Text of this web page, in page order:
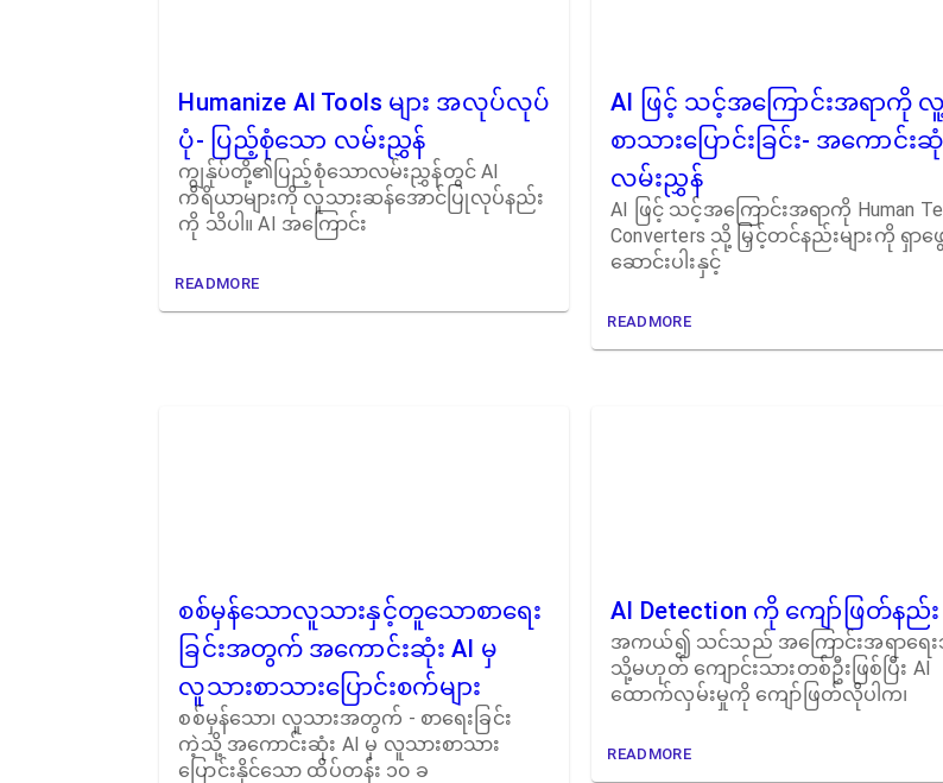
Humanize AI Tools များ အလုပ်လုပ်
ပုံ- ပြည့်စုံသော လမ်းညွှန်
ကျွန်ုပ်တို့၏ပြည့်စုံသောလမ်းညွှန်တွင် AI
ကိရိယာများကို လူသားဆန်အောင်ပြုလုပ်နည်း
ကို သိပါ။ AI အကြောင်း
READMORE
AI ဖြင့် သင့်အကြောင်းအရာကို လူ့
စာသားပြောင်းခြင်း- အကောင်းဆုံ
လမ်းညွှန်
AI ဖြင့် သင့်အကြောင်းအရာကို Human
Converters သို့ မြှင့်တင်နည်းများကို ရှာဖွေ
ဆောင်းပါးနှင့်
READMORE
စစ်မှန်သောလူသားနှင့်တူသောစာရေး
ခြင်းအတွက် အကောင်းဆုံး AI မှ
လူသားစာသားပြောင်းစက်များ
စစ်မှန်သော၊ လူသားအတွက် - စာရေးခြင်း
ကဲ့သို့ အကောင်းဆုံး AI မှ လူသားစာသား
ပြောင်းနိုင်သော ထိပ်တန်း ၁၀ ခ
AI Detection ကို ကျော်ဖြတ်နည်း
အကယ်၍ သင်သည် အကြောင်းအရာရေ
သို့မဟုတ် ကျောင်းသားတစ်ဦးဖြစ်ပြီး AI
ထောက်လှမ်းမှုကို ကျော်ဖြတ်လိုပါက၊
READMORE